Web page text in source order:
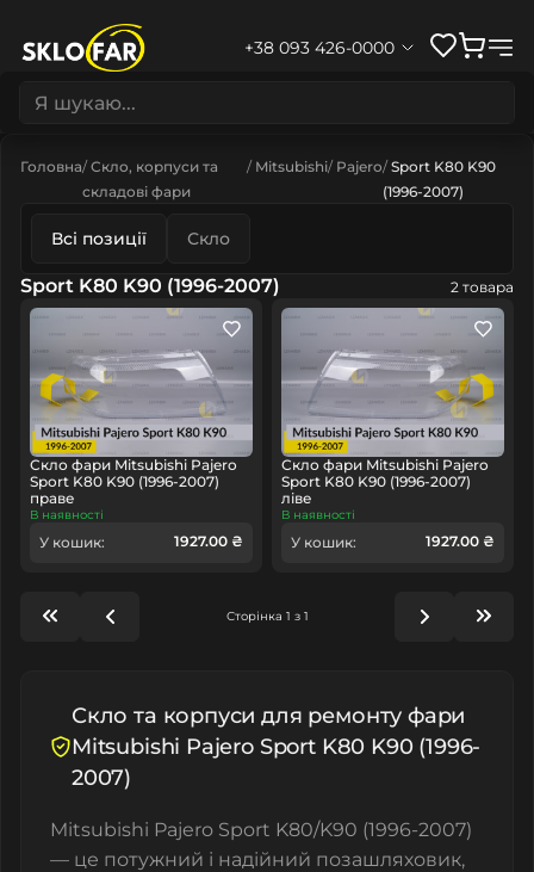
+38 093 426-0000
Головна Скло, корпуси та
складові фари
Mitsubishi Pajero Sport K80 K90
(1996-2007)
Всі позиції Скло
Sport K80 K90 (1996-2007) 2 товара
Скло фари Mitsubishi Pajero
Sport K80 K90 (1996-2007)
праве
В наявності
У кошик: 1927.00 ₴
Скло фари Mitsubishi Pajero
Sport K80 K90 (1996-2007)
ліве
В наявності
У кошик: 1927.00 ₴
Сторінка 1 з 1
Скло та корпуси для ремонту фари
Mitsubishi Pajero Sport K80 K90 (1996-
2007)
Mitsubishi Pajero Sport K80/K90 (1996-2007)
— це потужний і надійний позашляховик,